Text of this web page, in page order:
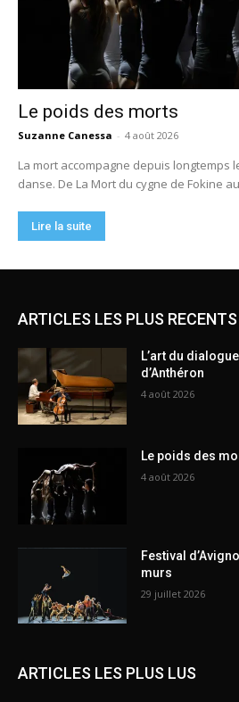
ARTICLES LES PLUS RECENTS
L’art du
d’Anthéron
4 août 2026
Le poids des
4 août 2026
Festival
murs
29 juillet 2026
ARTICLES LES PLUS LUS